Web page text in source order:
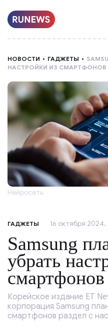
НАС
НОВОСТИ ГАДЖЕТЫ
НАСТРОЙКИ ИЗ СМАРТФОНОВ
Нейросеть
ГАДЖЕТЫ 16 октября 2024,
Samsung
убрать
смартфонов
Корейское издание ET
корпорация Samsung
смартфонов раздел с